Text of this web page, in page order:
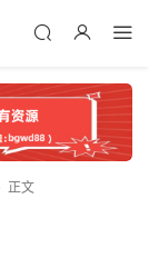
正文